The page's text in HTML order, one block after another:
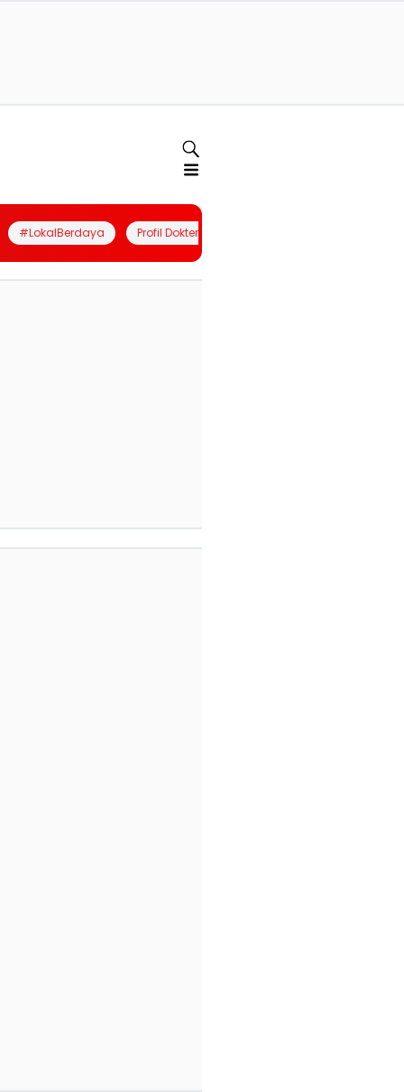
#LokalBerdaya Profil Dokter